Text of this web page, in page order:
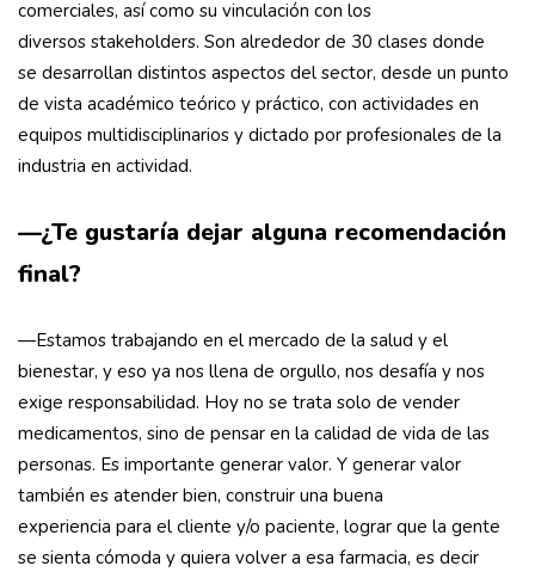
comerciales, así como su vinculación con los
diversos stakeholders. Son alrededor de 30 clases donde
se desarrollan distintos aspectos del sector, desde un punto
de vista académico teórico y práctico, con actividades en
equipos multidisciplinarios y dictado por profesionales de la
industria en actividad.
—¿Te gustaría dejar alguna recomendación
final?
—Estamos trabajando en el mercado de la salud y el
bienestar, y eso ya nos llena de orgullo, nos desafía y nos
exige responsabilidad. Hoy no se trata solo de vender
medicamentos, sino de pensar en la calidad de vida de las
personas. Es importante generar valor. Y generar valor
también es atender bien, construir una buena
experiencia para el cliente y/o paciente, lograr que la gente
se sienta cómoda y quiera volver a esa farmacia, es decir